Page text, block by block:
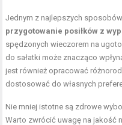
Jednym z najlepszych
przygotowanie posiłków z
spędzonych wieczorem na
do sałatki może znacząco
jest również opracować
dostosować do własnych
Nie mniej istotne są zdrowe
Warto zwrócić uwagę na jakość